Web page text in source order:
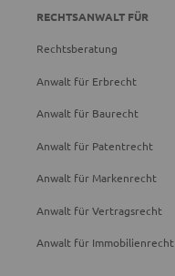
RECHTSANWALT FÜR
Rechtsberatung
Anwalt für Erbrecht
Anwalt für Baurecht
Anwalt für Patentrecht
Anwalt für Markenrecht
Anwalt für Vertragsrecht
Anwalt für Immobilienrecht